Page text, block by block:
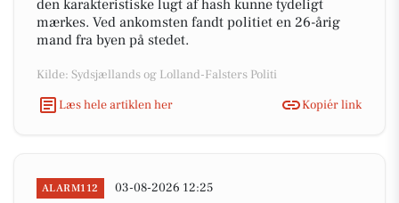
den karakteristiske lugt af hash kunne tydeligt
mærkes. Ved ankomsten fandt politiet en 26-årig
mand fra byen på stedet.
Kilde: Sydsjællands og Lolland-Falsters Politi
Læs hele artiklen her
Kopiér link
ALARM112 03-08-2026 12:25